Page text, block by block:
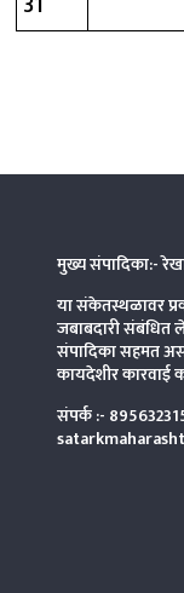
मुख्य संपादिका:-
या संकेतस्थळावर
जबाबदारी संबंधित
संपादिकासहमत
कायदेशीर कारवाई
संपर्क :-